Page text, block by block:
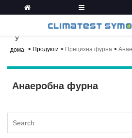
У
дома > Продукти > Прецизна фурна >
Анаеробна фурна